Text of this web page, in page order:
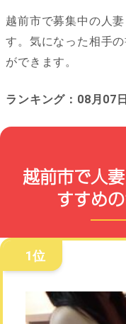
越前市で募集中の人
す。気になった相手
ができます。
ランキング：08月07日
越前市で人
すすめ
1位